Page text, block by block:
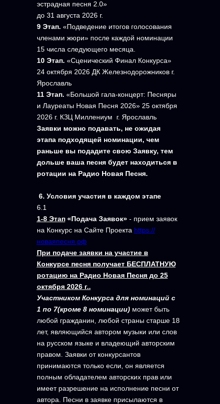
эстрадная песня 2.0»
до 31 августа 2026 г.
9 Этап. «Подведение итогов голосования
членами жюри» после каждой номинации
15 числа следующего месяца.
10 Этап. «Сценический Финал Конкурса»
24 октября 2026 ДК Железнодорожников г.
Ярославль
11 Этап. «Большой гала-концерт: Песняры
и Лауреаты Новая Песня 2026» 25 октября
2026 г. КЗЦ Миллениум г. Ярославль
Заявки можно подавать, не ожидая
этапа подходящей номинации, чем
раньше вы подадите свою Заявку, тем
дольше ваша песня будет находиться в
ротации на Радио Новая Песня.
6. Условия участия в каждом этапе
6.1
1-8 Этап «Подача Заявок»- прием заявок
на Конкурс на Сайте Проекта https://
новаяпесня.рф
При подаче заявки на участие в
Конкурсе песня получает БЕСПЛАТНУЮ
ротацию на Радио Новая Песня до 25
октября 2026 г..
Участником Конкурса для номинаций с
1 по 7(кроме 8 номинации) может быть
любой гражданин, любой страны старше 18
лет, являющийся автором музыки или слов
на русском языке и владеющий авторским
правом. Заявки от конкурсантов
принимаются только если, он является
полным обладателем авторских прав или
имеет разрешение на исполнение песни от
автора. Песни в заявке присылаются в